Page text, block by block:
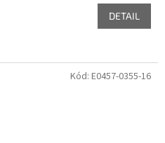
DETAIL
Kód: E0457-0355-16